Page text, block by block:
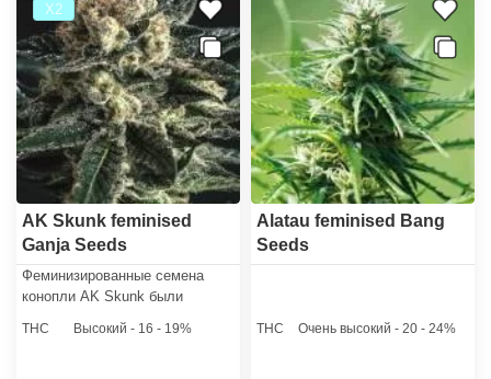
Х2
AK Skunk feminised
Ganja Seeds
Феминизированные семена
конопли AK Skunk были
легендарного чемпиона всех
THC Высокий - 16 - 19%
Alatau feminised Bang
Seeds
THC Очень высокий - 20 - 24%